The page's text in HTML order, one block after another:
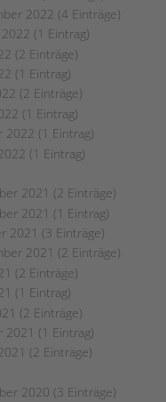
2022 (4 Einträge)
(1 Eintrag)
(2 Einträge)
(1 Eintrag)
(2 Einträge)
(1 Eintrag)
2022 (1 Eintrag)
(1 Eintrag)
2021 (2 Einträge)
2021 (1 Eintrag)
2021 (3 Einträge)
2021 (2 Einträge)
(2 Einträge)
(1 Eintrag)
(2 Einträge)
2021 (1 Eintrag)
(2 Einträge)
2020 (3 Einträge)